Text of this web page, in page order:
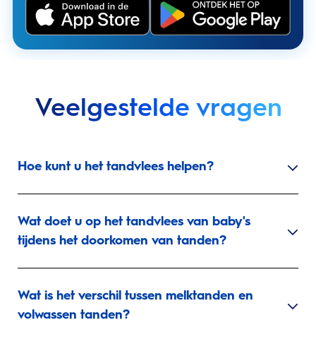
Veelgestelde vragen
Hoe kunt u het tandvlees helpen?
Wat doet u op het tandvlees van baby's
tijdens het doorkomen van tanden?
Wat is het verschil tussen melktanden en
volwassen tanden?